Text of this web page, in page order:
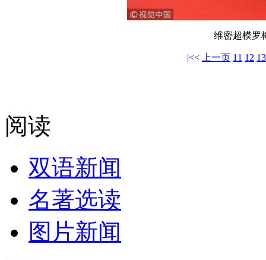
维密超模罗
|<< 上一页 11 12 13
阅读
双语新闻
名著选读
图片新闻